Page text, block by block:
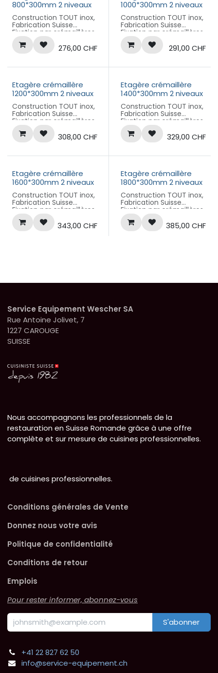
800*300mm 2 niveaux
Construction TOUT inox,
Fabrication Suisse
Fixation par crémaillères,
hauteur 900mm, pas de
50mm,
Plateaux amovibles ,
x 300 mm chacun
276,00 CHF
1000*300mm 2 niveaux
Construction TOUT inox,
Fabrication Suisse
Fixation par crémaillères,
hauteur 900mm, pas de
50mm,
Plateaux amovibles ,
1000 x 300 mm chacun
291,00 CHF
Etagère crémaillère
1200*300mm 2 niveaux
Construction TOUT inox,
Fabrication Suisse
Fixation par crémaillères,
hauteur 900mm, pas de
50mm,
Plateaux amovibles ,
1200 x 300 mm chacun
308,00 CHF
Etagère crémaillère
1400*300mm 2 niveaux
Construction TOUT inox,
Fabrication Suisse
Fixation par crémaillères,
hauteur 900mm, pas de
50mm,
Plateaux amovibles ,
1400 x 300 mm chacun
329,00 CHF
Etagère crémaillère
1600*300mm 2 niveaux
Construction TOUT inox,
Fabrication Suisse
Fixation par crémaillères,
hauteur 900mm, pas de
50mm,
Plateaux amovibles ,
343,00 CHF
Etagère crémaillère
1800*300mm 2 niveaux
Construction TOUT inox,
Fabrication Suisse
Fixation par crémaillères,
hauteur 900mm, pas de
50mm,
Plateaux amovibles ,
385,00 CHF
Service Equipement Wescher SA
Rue Antoine Jolivet, 7
1227 CAROUGE
SUISSE
Nous accompagnons les professionnels de la
restauration en Suisse Romande grâce à une offre
complète et sur mesure de cuisines professionnelles.
de cuisines professionnelles.
Conditions générales de Vente
Donnez nous votre avis
Politique de confidentialité
Conditions de retour
Emplois
Pour rester informer, abonnez-vous
S'abonner
+41 22 827 62 50
info@service-equipement.ch